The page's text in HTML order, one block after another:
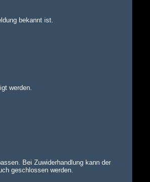
bekannt ist.
werden.
Bei Zuwiderhandlung kann der
geschlossen werden.